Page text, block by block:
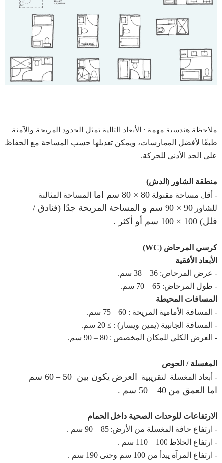
ملاحظة هندسية مهمة : الأبعاد التالية تمثل الحدود المريحة والآمنة
طبقًا لأفضل الممارسات، ويمكن تعديلها حسب المساحة مع الحفاظ
على الحد الأدنى للحركة.
منطقة الشاور (الدش)
- أقل مساحة مقبولة 80 × 80 سم اما
المساحة المثالية
للشاور 90 × 90 سم و المساحة ال
مريحة جدًا (فنادق /
فلل) 100 × 100 سم أو أكثر .
كرسي المرحاض (WC)
الأبعاد الأفقية
- عرض المرحاض: 36 – 38 سم.
- طول المرحاض: 65 – 70 سم.
المسافات المحيطة
- المسافة الأمامية المريحة : 60 – 75 سم.
- المسافة الجانبية (يمين ويسار) : ≥ 20 سم.
- العرض الكلي للمكان المخصص : 80 – 90 سم.
المغسلة / الحوض
- أبعاد المغسلة التقريبية
العرض يكون بين 50 – 60 سم
اما العمق من 40 – 50 سم .
الارتفاعات للوحدات الصحية داخل الحمام
- ارتفاع حافة المغسلة من الأرض: 85 – 90 سم .
- ارتفاع الخلاط 100 – 110 سم .
- ارتفاع المرآة يبدأ من 100 سم وحتى 190 سم .